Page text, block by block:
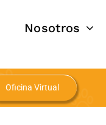
Nosotros
Oficina Virtual